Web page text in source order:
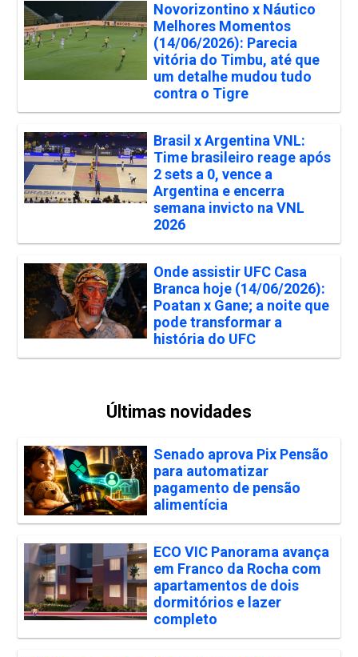
Novorizontino x Náutico
Melhores Momentos
(14/06/2026): Parecia
vitória do Timbu, até que
um detalhe mudou tudo
contra o Tigre
Brasil x Argentina VNL:
Time brasileiro reage após
2 sets a 0, vence a
Argentina e encerra
semana invicto na VNL
2026
Onde assistir UFC Casa
Branca hoje (14/06/2026):
Poatan x Gane; a noite que
pode transformar a
história do UFC
Últimas novidades
Senado aprova Pix Pensão
para automatizar
pagamento de pensão
alimentícia
ECO VIC Panorama avança
em Franco da Rocha com
apartamentos de dois
dormitórios e lazer
completo